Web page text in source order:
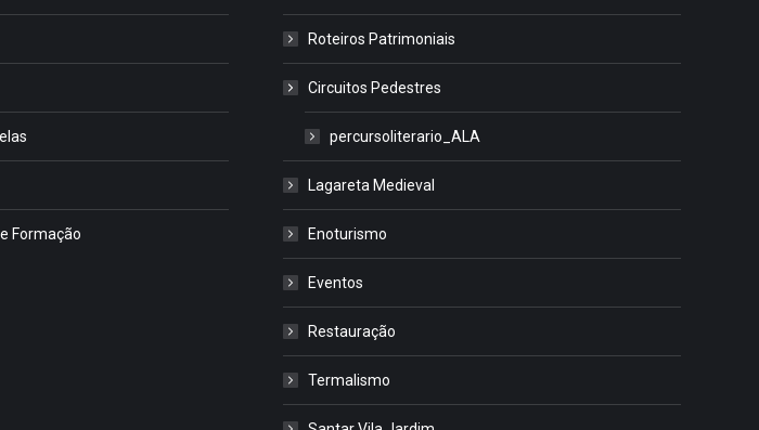
Formação
Roteiros Patrimoniais
Circuitos Pedestres
percursoliterario_ALA
Lagareta Medieval
Enoturismo
Eventos
Restauração
Termalismo